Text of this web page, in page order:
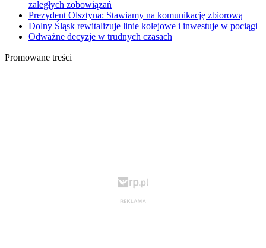
zaległych zobowiązań
Prezydent Olsztyna: Stawiamy na komunikację zbiorową
Dolny Śląsk rewitalizuje linie kolejowe i inwestuje w pociągi
Odważne decyzje w trudnych czasach
Promowane treści